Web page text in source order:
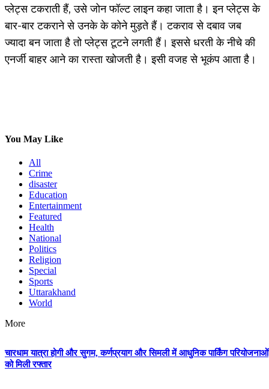
प्लेट्स टकराती हैं, उसे जोन फॉल्ट लाइन कहा जाता है। इन प्लेट्स के
बार-बार टकराने से उनके के कोने मुड़ते हैं। टकराव से दबाव जब
ज्यादा बन जाता है तो प्लेट्स टूटने लगती हैं। इससे धरती के नीचे की
एनर्जी बाहर आने का रास्ता खोजती है। इसी वजह से भूकंप आता है।
You May Like
All
Crime
disaster
Education
Entertainment
Featured
Health
National
Politics
Religion
Special
Sports
Uttarakhand
World
More
चारधाम यात्रा होगी और सुगम, कर्णप्रयाग और सिमली में आधुनिक पार्किंग परियोजनाओं
को मिली रफ्तार